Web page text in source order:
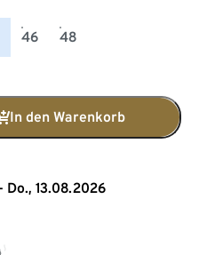
46 48
In den Warenkorb
Do., 13.08.2026